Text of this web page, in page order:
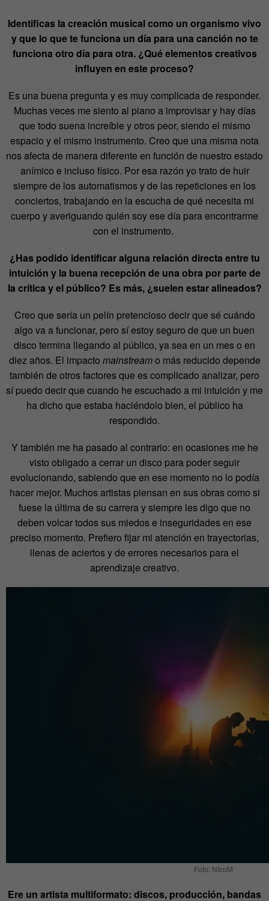
Identificas la creación musical como un organismo vivo
y que lo que te funciona un día para una canción no te
funciona otro día para otra. ¿Qué elementos creativos
influyen en este proceso?
Es una buena pregunta y es muy complicada de responder.
Muchas veces me siento al piano a improvisar y hay días
que todo suena increíble y otros peor, siendo el mismo
espacio y el mismo instrumento. Creo que una misma nota
nos afecta de manera diferente en función de nuestro estado
anímico e incluso físico. Por esa razón yo trato de huir
siempre de los automatismos y de las repeticiones en los
conciertos, trabajando en la escucha de qué necesita mi
cuerpo y averiguando quién soy ese día para encontrarme
con el instrumento.
¿Has podido identificar alguna relación directa entre tu
intuición y la buena recepción de una obra por parte de
la crítica y el público? Es más, ¿suelen estar alineados?
Creo que sería un pelín pretencioso decir que sé cuándo
algo va a funcionar, pero sí estoy seguro de que un buen
disco termina llegando al público, ya sea en un mes o en
diez años. El impacto mainstreamo más reducido depende
también de otros factores que es complicado analizar, pero
sí puedo decir que cuando he escuchado a mi intuición y me
ha dicho que estaba haciéndolo bien, el público ha
respondido.
Y también me ha pasado al contrario: en ocasiones me he
visto obligado a cerrar un disco para poder seguir
evolucionando, sabiendo que en ese momento no lo podía
hacer mejor. Muchos artistas piensan en sus obras como si
fuese la última de su carrera y siempre les digo que no
deben volcar todos sus miedos e inseguridades en ese
preciso momento. Prefiero fijar mi atención en trayectorias,
llenas de aciertos y de errores necesarios para el
aprendizaje creativo.
Foto: NIcoM
Ere un artista multiformato: discos, producción, bandas